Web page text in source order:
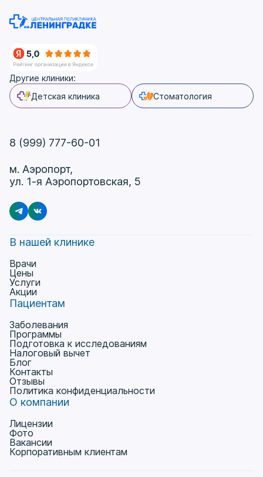
Другие клиники:
Детская клиника
Стоматология
8 (999) 777-60-01
м. Аэропорт,
ул. 1-я Аэропортовская, 5
В нашей клинике
Врачи
Цены
Услуги
Акции
Пациентам
Заболевания
Программы
Подготовка к исследованиям
Налоговый вычет
Блог
Контакты
Отзывы
Политика конфиденциальности
О компании
Лицензии
Фото
Вакансии
Корпоративным клиентам